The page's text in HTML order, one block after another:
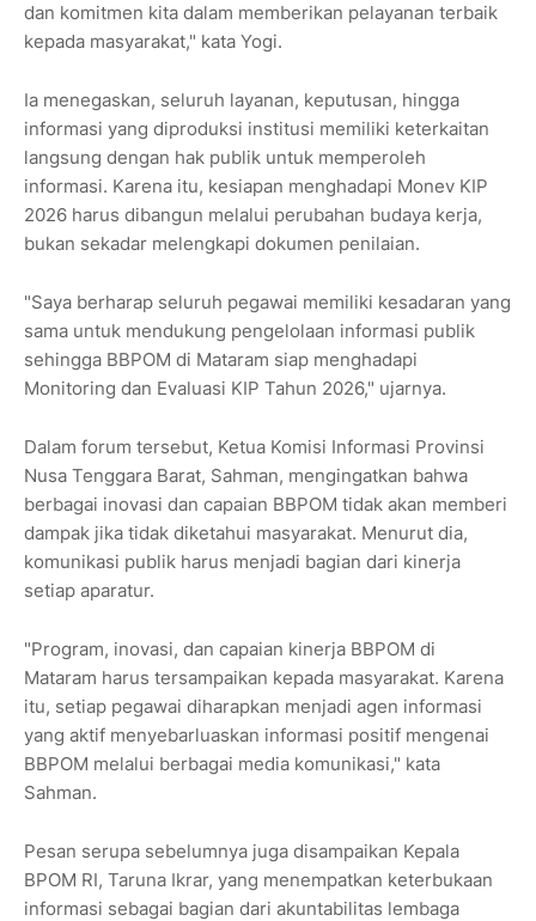
dan komitmen kita dalam memberikan pelayanan terbaik
kepada masyarakat," kata Yogi.
Ia menegaskan, seluruh layanan, keputusan, hingga
informasi yang diproduksi institusi memiliki keterkaitan
langsung dengan hak publik untuk memperoleh
informasi. Karena itu, kesiapan menghadapi Monev KIP
2026 harus dibangun melalui perubahan budaya kerja,
bukan sekadar melengkapi dokumen penilaian.
"Saya berharap seluruh pegawai memiliki kesadaran yang
sama untuk mendukung pengelolaan informasi publik
sehingga BBPOM di Mataram siap menghadapi
Monitoring dan Evaluasi KIP Tahun 2026," ujarnya.
Dalam forum tersebut, Ketua Komisi Informasi Provinsi
Nusa Tenggara Barat, Sahman, mengingatkan bahwa
berbagai inovasi dan capaian BBPOM tidak akan memberi
dampak jika tidak diketahui masyarakat. Menurut dia,
komunikasi publik harus menjadi bagian dari kinerja
setiap aparatur.
"Program, inovasi, dan capaian kinerja BBPOM di
Mataram harus tersampaikan kepada masyarakat. Karena
itu, setiap pegawai diharapkan menjadi agen informasi
yang aktif menyebarluaskan informasi positif mengenai
BBPOM melalui berbagai media komunikasi," kata
Sahman.
Pesan serupa sebelumnya juga disampaikan Kepala
BPOM RI, Taruna Ikrar, yang menempatkan keterbukaan
informasi sebagai bagian dari akuntabilitas lembaga